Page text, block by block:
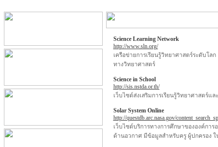
Science Learning Network
http://www.sln.org/
เครือข่ายการเรียนรู้วิทยาศาสตร์ระดับ
ทางวิทยาศาสตร์
Science in School
http://sis.nstda.or.th/
เว็บไซต์ส่งเสริมการเรียนรู้วิทยาศาสตร์แล
Solar System Online
http://questdb.arc.nasa.gov/
เว็บไซต์บริการทางการศึกษาขององค์การ
ด้านอวกาศ มีข้อมูลสำหรับครู ผู้ปกครอง ใ